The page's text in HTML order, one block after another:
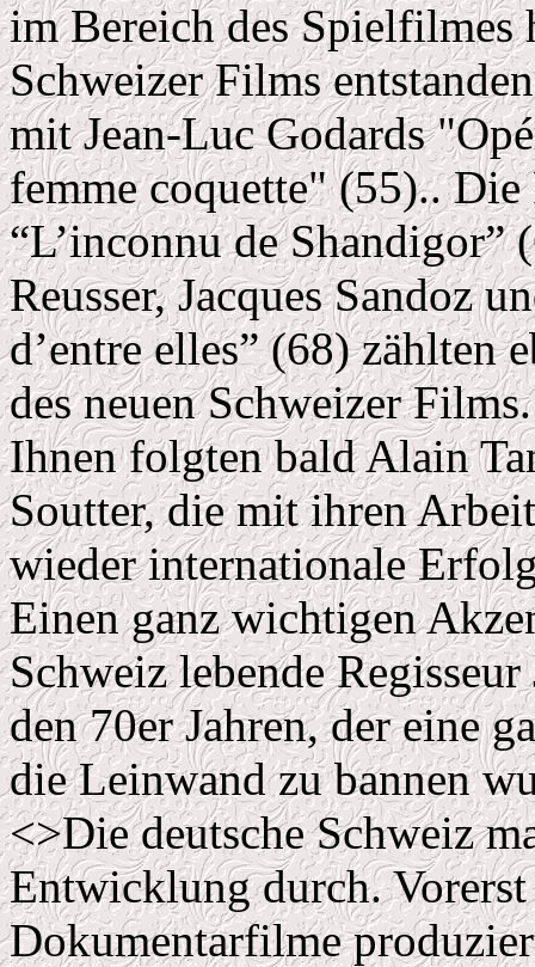
im Bereich des Spielfilmes
Schweizer Films
mit Jean-Luc Godards
femme coquette" (55)..
“L’inconnu de Shandigor”
Reusser, Jacques Sandoz
d’entre elles” (68) zählten
des neuen Schweizer Films.
Ihnen folgten bald Alain
Soutter, die mit ihren
wieder internationale
Einen ganz wichtigen
Schweiz lebende
den 70er Jahren, der eine
die Leinwand zu bannen
<>Die deutsche Schweiz
Entwicklung durch.
Dokumentarfilme